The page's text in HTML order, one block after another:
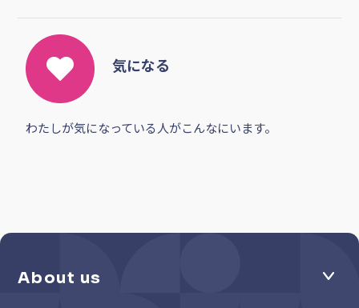
気になる
わたしが気になっている人がこんなにいます。
About us